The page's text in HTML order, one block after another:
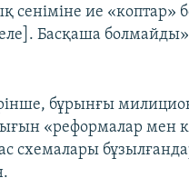
сеніміне ие «коптар»
Басқаша
бұрынғы
«реформалар мен
схемалары